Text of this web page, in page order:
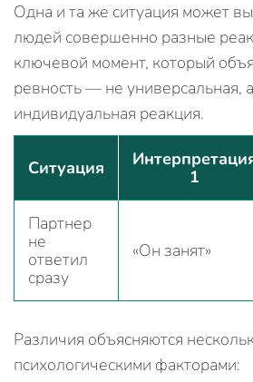
Одна и та же ситуация может
людей совершенно разные
ключевой момент, который
ревность — не универсальная,
индивидуальная реакция.
Ситуация
1
Партнер
не
ответил
сразу
«Он занят»
Различия объясняются
психологическими факторами: